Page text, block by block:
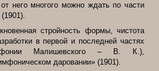
него многого можно ждать по части
стройность формы, чистота
в первой и последней частях
Малишевского – В. К.),
даровании» (1901).